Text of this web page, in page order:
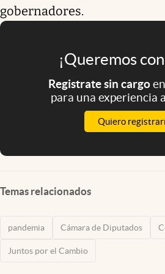
gobernadores.
¡Queremos
Registrate sin cargo
para una experiencia
Quiero
Temas relacionados
pandemia Cámara de Diputados
Juntos por el Cambio